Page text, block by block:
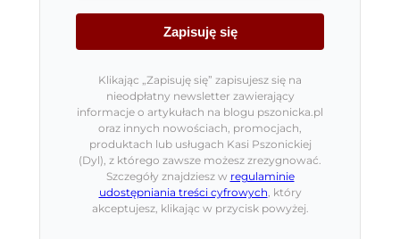
Zapisuję się
Klikając „Zapisuję się” zapisujesz się na
nieodpłatny newsletter zawierający
informacje o artykułach na blogu pszonicka.pl
oraz innych nowościach, promocjach,
produktach lub usługach Kasi Pszonickiej
(Dyl), z którego zawsze możesz zrezygnować.
Szczegóły znajdziesz w regulaminie
udostępniania treści cyfrowych, który
akceptujesz, klikając w przycisk powyżej.